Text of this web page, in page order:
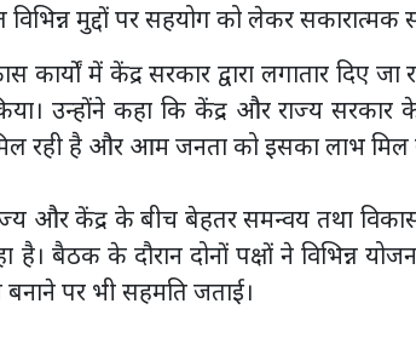
मुद्दों पर सहयोग को लेकर
कार्यों में केंद्र सरकार द्वारा लगातार दिए
उन्होंने कहा कि केंद्र और राज्य सरकार
रही है और आम जनता को इसका लाभ मिल
और केंद्र के बीच बेहतर समन्वय तथा
है। बैठक के दौरान दोनों पक्षों ने विभिन्न
पर भी सहमति जताई।